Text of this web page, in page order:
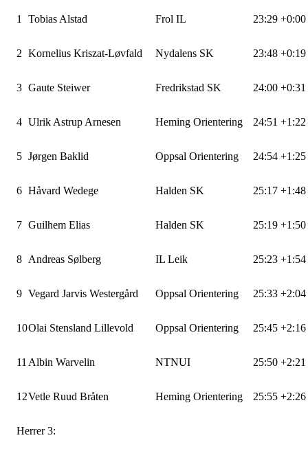
1 Tobias Alstad Frol IL 23:29 +0:00
2 Kornelius Kriszat-Løvfald Nydalens SK 23:48 +0:19
3 Gaute Steiwer Fredrikstad SK 24:00 +0:31
4 Ulrik Astrup Arnesen Heming Orientering 24:51 +1:22
5 Jørgen Baklid Oppsal Orientering 24:54 +1:25
6 Håvard Wedege Halden SK 25:17 +1:48
7 Guilhem Elias Halden SK 25:19 +1:50
8 Andreas Sølberg IL Leik 25:23 +1:54
9 Vegard Jarvis Westergård Oppsal Orientering 25:33 +2:04
10Olai Stensland Lillevold Oppsal Orientering 25:45 +2:16
11 Albin Warvelin NTNUI 25:50 +2:21
12Vetle Ruud Bråten Heming Orientering 25:55 +2:26
Herrer 3: